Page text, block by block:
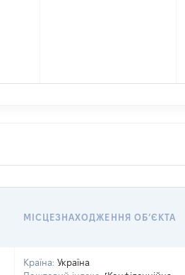
МІСЦЕЗНАХОДЖЕННЯ ОБʼЄКТА
Країна: Україна